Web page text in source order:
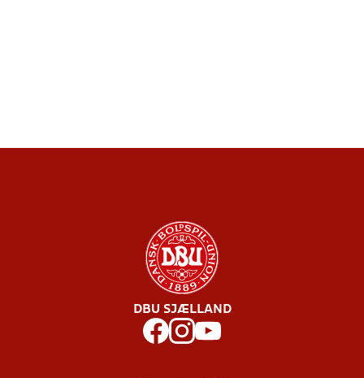
DBU SJÆLLAND